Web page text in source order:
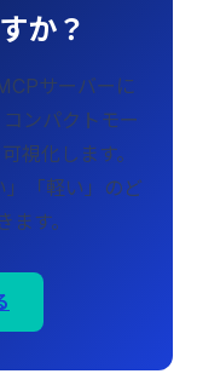
か？
サーバーに
ンパクトモー
視化します。
」「軽い」のど
す。